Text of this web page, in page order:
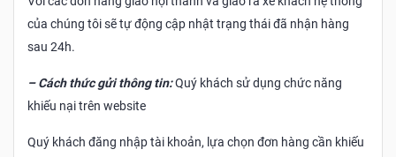
của chúng tôi sẽ tự động cập nhật trạng thái đã nhận hàng
sau 24h.
– Cách thức gửi thông tin:Quý khách sử dụng chức năng
khiếu nại trên website
Quý khách đăng nhập tài khoản, lựa chọn đơn hàng cần khiếu